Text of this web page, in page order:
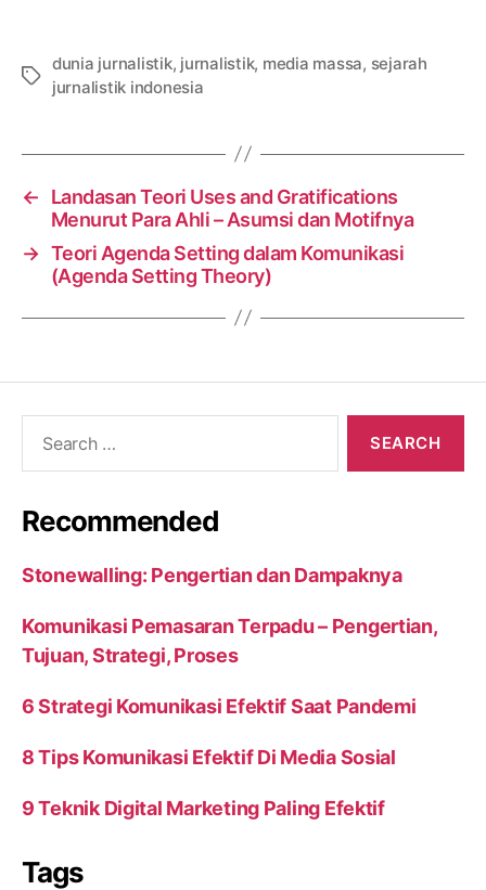
Tags
dunia jurnalistik, jurnalistik, media massa, sejarah
jurnalistik indonesia
←
Landasan Teori Uses and Gratifications
Menurut Para Ahli – Asumsi dan Motifnya
→ Teori Agenda Setting dalam Komunikasi
(Agenda Setting Theory)
Recommended
Stonewalling: Pengertian dan Dampaknya
Komunikasi Pemasaran Terpadu – Pengertian,
Tujuan, Strategi, Proses
6 Strategi Komunikasi Efektif Saat Pandemi
8 Tips Komunikasi Efektif Di Media Sosial
9 Teknik Digital Marketing Paling Efektif
Tags